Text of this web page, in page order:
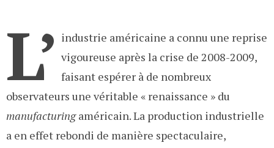
L’ industrie américaine a connu une reprise
vigoureuse après la crise de 2008-2009,
faisant espérer à de nombreux
observateurs une véritable « renaissance » du
manufacturingaméricain. La production industrielle
a en effet rebondi de manière spectaculaire,